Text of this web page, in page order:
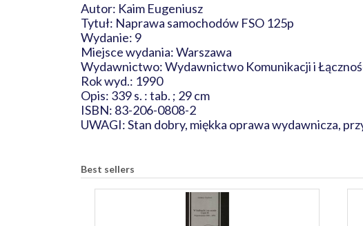
Autor: Kaim Eugeniusz
Tytuł: Naprawa samochodów FSO 125p
Wydanie: 9
Miejsce wydania: Warszawa
Wydawnictwo: Wydawnictwo Komunikacji i
Rok wyd.: 1990
Opis: 339 s. : tab. ; 29 cm
ISBN: 83-206-0808-2
UWAGI: Stan dobry, miękka oprawa wydawnicza,
Best sellers